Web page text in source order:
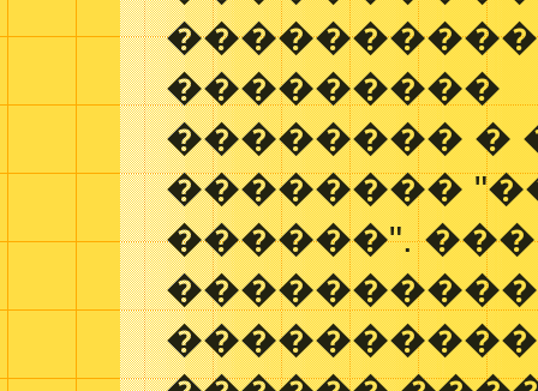
���������
�������� �
��������
������".